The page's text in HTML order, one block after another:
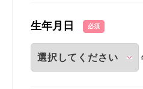
生年月日 必須